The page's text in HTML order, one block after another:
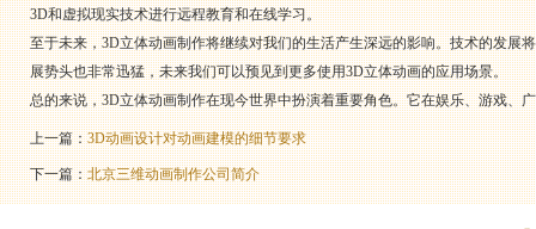
3D和虚拟现实技术进行远程教育和在线学习。
至于未来，3D立体动画制作将继续对我们的生活产生深远的影响。技术的发
展势头也非常迅猛，未来我们可以预见到更多使用3D立体动画的应用场景。
总的来说，3D立体动画制作在现今世界中扮演着重要角色。它在娱乐、游戏
上一篇：3D动画设计对动画建模的细节要求
下一篇：北京三维动画制作公司简介